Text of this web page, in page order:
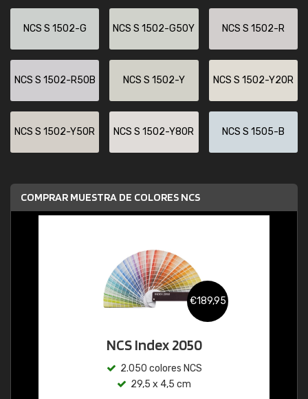
NCS S 1502-G NCS S 1502-G50Y NCS S 1502-R
NCS S 1502-R50B NCS S 1502-Y NCS S 1502-Y20R
NCS S 1502-Y50R NCS S 1502-Y80R NCS S 1505-B
COMPRAR MUESTRA DE COLORES NCS
€189,95
NCS Index 2050
2.050 colores NCS
29,5 x 4,5 cm